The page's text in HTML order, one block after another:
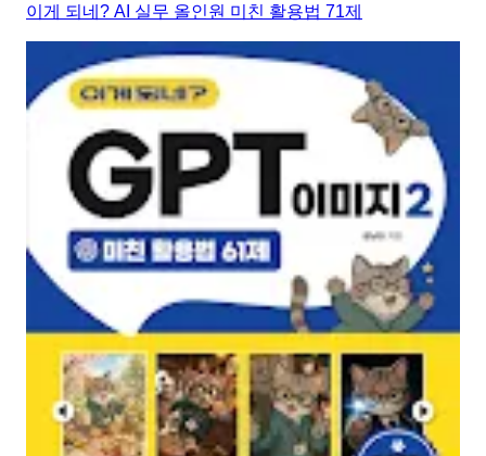
이게 되네? AI 실무 올인원 미친 활용법 71제